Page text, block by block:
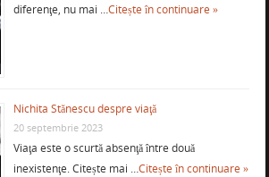
diferenţe, nu mai …Citește în continuare »
Nichita Stănescu despre viaţă
20 septembrie 2023
Viaţa este o scurtă absenţă între două
inexistenţe. Citește mai …Citește în continuare »